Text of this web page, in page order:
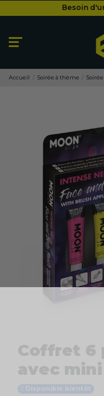
Besoin
Besoin
Accueil Soirée à thème
Coffret 6
avec
Disponible bientôt